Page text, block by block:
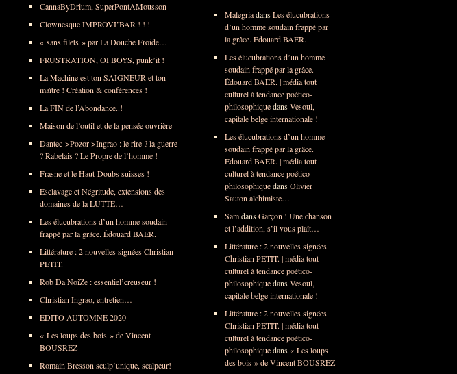
CannaByDrium, SuperPontĀMousson
Clownesque IMPROVI’BAR ! ! !
« sans filets » par La Douche Froide…
FRUSTRATION, OI BOYS, punk’it !
La Machine est ton SAIGNEUR et ton
maître ! Création & conférences !
La FIN de l’Abondance..!
Maison de l’outil et de la pensée ouvrière
Dantec->Pozor->Ingrao : le rire ? la guerre
? Rabelais ? Le Propre de l’homme !
Frasne et le Haut-Doubs suisses !
Esclavage et Négritude, extensions des
domaines de la LUTTE…
Les élucubrations d’un homme soudain
frappé par la grâce. Édouard BAER.
Littérature : 2 nouvelles signées Christian
PETIT.
Rob Da NoiZe : essentiel’creuseur !
Christian Ingrao, entretien…
EDITO AUTOMNE 2020
« Les loups des bois » de Vincent
BOUSREZ
Romain Bresson sculp’unique, scalpeur!
MalegriadansLes élucubrations
d’un homme soudain frappé par
la grâce. Édouard BAER.
Les élucubrations d’un homme
soudain frappé par la grâce.
Édouard BAER. | média tout
culturel à tendance poético-
philosophiquedansVesoul,
capitale belge internationale !
Les élucubrations d’un homme
soudain frappé par la grâce.
Édouard BAER. | média tout
culturel à tendance poético-
philosophiquedansOlivier
Sauton alchimiste…
SamdansGarçon ! Une chanson
et l’addition, s’il vous plaît…
Littérature : 2 nouvelles signées
Christian PETIT. | média tout
culturel à tendance poético-
philosophiquedansVesoul,
capitale belge internationale !
Littérature : 2 nouvelles signées
Christian PETIT. | média tout
culturel à tendance poético-
philosophiquedans« Les loups
des bois » de Vincent BOUSREZ